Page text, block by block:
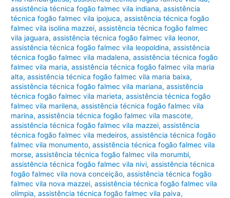
assistência técnica fogão falmec vila indiana,assistência
técnica fogão falmec vila ipojuca,assistência técnica fogão
falmec vila isolina mazzei,assistência técnica fogão falmec
vila jaguara,assistência técnica fogão falmec vila leonor,
assistência técnica fogão falmec vila leopoldina,assistência
técnica fogão falmec vila madalena,assistência técnica fogão
falmec vila maria,assistência técnica fogão falmec vila maria
alta,assistência técnica fogão falmec vila maria baixa,
assistência técnica fogão falmec vila mariana,assistência
técnica fogão falmec vila marieta,assistência técnica fogão
falmec vila marilena,assistência técnica fogão falmec vila
marina,assistência técnica fogão falmec vila mascote,
assistência técnica fogão falmec vila mazzei,assistência
técnica fogão falmec vila medeiros,assistência técnica fogão
falmec vila monumento,assistência técnica fogão falmec vila
morse,assistência técnica fogão falmec vila morumbi,
assistência técnica fogão falmec vila nivi,assistência técnica
fogão falmec vila nova conceição,assistência técnica fogão
falmec vila nova mazzei,assistência técnica fogão falmec vila
olímpia,assistência técnica fogão falmec vila paiva,